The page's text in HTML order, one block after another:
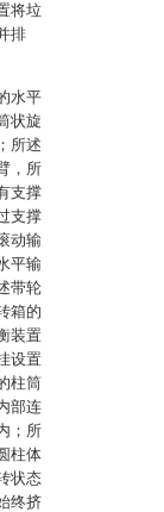
将垃
排
水平
状旋
所述
，所
支撑
支撑
动输
平输
带轮
箱的
装置
设置
柱筒
部连
；所
柱体
状态
终挤